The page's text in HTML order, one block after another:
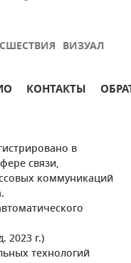
ВИЗУАЛ
КОНТАКТЫ
в
связи,
коммуникаций
2023 г.)
технологий